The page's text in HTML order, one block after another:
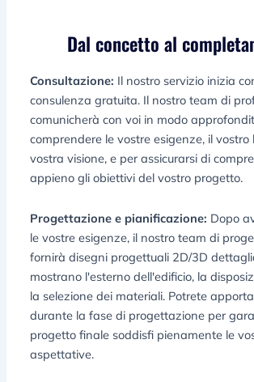
Dal concetto al
Consultazione: Il nostro servizio inizia
consulenza gratuita. Il nostro team di
comunicherà con voi in modo
comprendere le vostre esigenze, il vostro
vostra visione, e per assicurarsi di
appieno gli obiettivi del vostro progetto.
Progettazione e pianificazione: Dopo
le vostre esigenze, il nostro team di
fornirà disegni progettuali 2D/3D
mostrano l'esterno dell'edificio, la
la selezione dei materiali. Potrete
durante la fase di progettazione per
progetto finale soddisfi pienamente le
aspettative.